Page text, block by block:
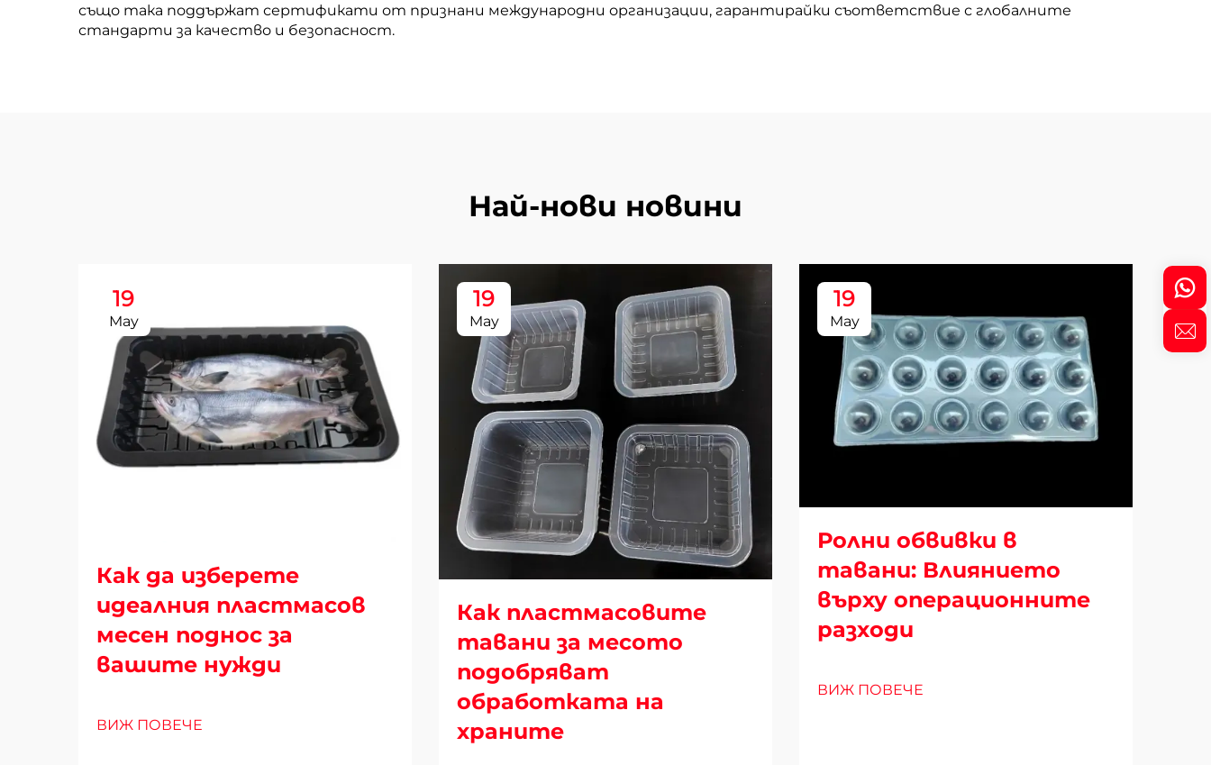
също така поддържат сертификати от признани международни организации, гарантирайки съответствие с глобалните
стандарти за качество и безопасност.
Най-нови новини
19
May
Как да изберете
идеалния пластмасов
месен поднос за
вашите нужди
ВИЖ ПОВЕЧЕ
19
May
Как пластмасовите
тавани за месото
подобряват
обработката на
храните
19
May
Ролни обвивки в
тавани: Влиянието
върху операционните
разходи
ВИЖ ПОВЕЧЕ